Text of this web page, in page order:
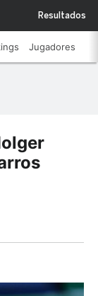
Resultados
Jugadores